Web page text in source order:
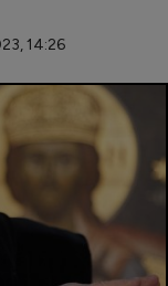
14:26